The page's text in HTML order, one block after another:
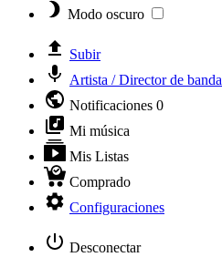
Modo oscuro
Subir
Artista / Director de banda
Notificaciones 0
Mi música
Mis Listas
Comprado
Configuraciones
Desconectar